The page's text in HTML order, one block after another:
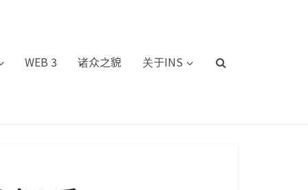
WEB 3 诸众之貌 关于INS